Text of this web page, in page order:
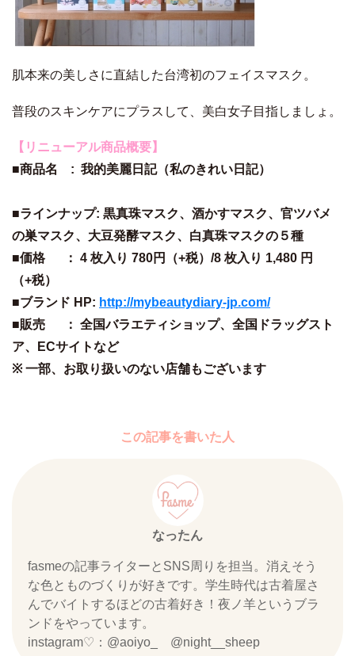
肌本来の美しさに直結した台湾初のフェイスマスク。
普段のスキンケアにプラスして、美白女子目指しましょ。
【リニューアル商品概要】
■商品名 : 我的美麗日記（私のきれい日記）
■ラインナップ: 黒真珠マスク、酒かすマスク、官ツバメ
の巣マスク、大豆発酵マスク、白真珠マスクの５種
■価格 ： 4 枚入り 780円（+税）/8 枚入り 1,480 円
（+税）
■ブランド HP: http://mybeautydiary-jp.com/
■販売 ： 全国バラエティショップ、全国ドラッグスト
ア、ECサイトなど
※ 一部、お取り扱いのない店舗もございます
この記事を書いた人
なったん
fasmeの記事ライターとSNS周りを担当。消えそう
な色とものづくりが好きです。学生時代は古着屋さ
んでバイトするほどの古着好き！夜ノ羊というブラ
ンドをやっています。
instagram♡：@aoiyo_ @night__sheep